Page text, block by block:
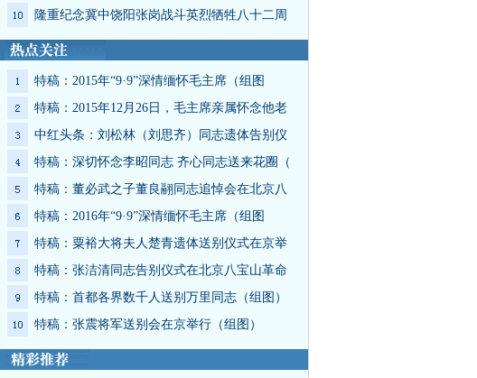
隆重纪念冀中饶阳张岗战斗英烈牺牲八十二周
特稿：2015年“9·9”深情缅怀毛主席（组图
特稿：2015年12月26日，毛主席亲属怀念他老
中红头条：刘松林（刘思齐）同志遗体告别仪
特稿：深切怀念李昭同志 齐心同志送来花圈（
特稿：董必武之子董良翮同志追悼会在北京八
特稿：2016年“9·9”深情缅怀毛主席（组图
特稿：粟裕大将夫人楚青遗体送别仪式在京举
特稿：张洁清同志告别仪式在北京八宝山革命
特稿：首都各界数千人送别万里同志（组图）
特稿：张震将军送别会在京举行（组图）